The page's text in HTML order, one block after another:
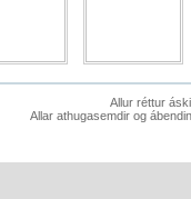
Allur réttur
Allar athugasemdir og